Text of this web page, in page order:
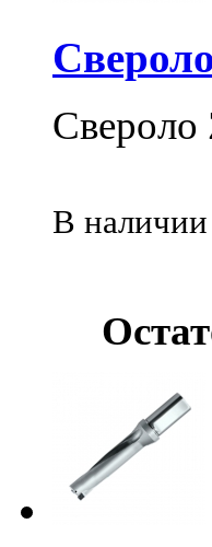
В наличии